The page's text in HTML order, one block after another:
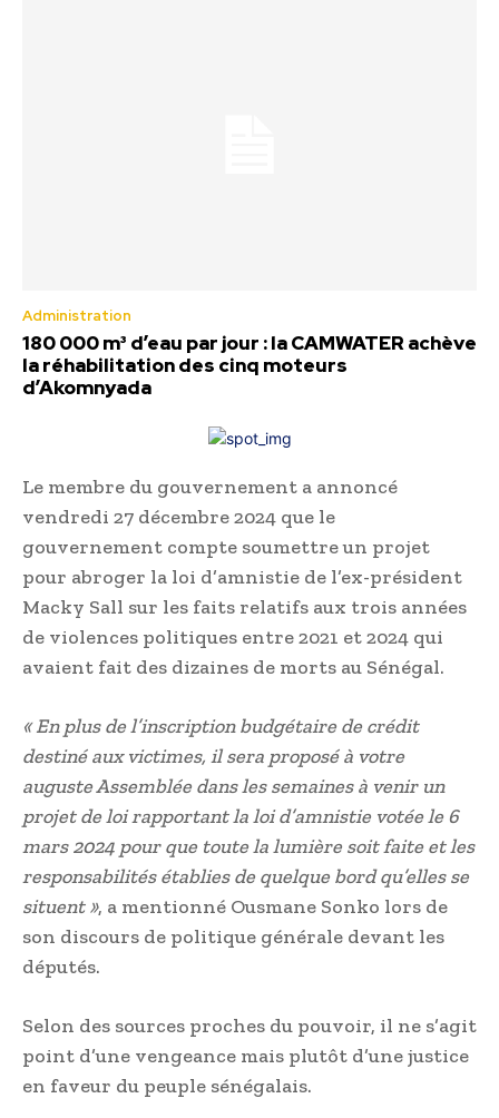
Administration
180 000 m³ d’eau par jour : la CAMWATER achève
la réhabilitation des cinq moteurs
d’Akomnyada
Le membre du gouvernement a annoncé
vendredi 27 décembre 2024 que le
gouvernement compte soumettre un projet
pour abroger la loi d’amnistie de l’ex-président
Macky Sall sur les faits relatifs aux trois années
de violences politiques entre 2021 et 2024 qui
avaient fait des dizaines de morts au Sénégal.
« En plus de l’inscription budgétaire de crédit
destiné aux victimes, il sera proposé à votre
auguste Assemblée dans les semaines à venir un
projet de loi rapportant la loi d’amnistie votée le 6
mars 2024 pour que toute la lumière soit faite et les
responsabilités établies de quelque bord qu’elles se
situent », a mentionné Ousmane Sonko lors de
son discours de politique générale devant les
députés.
Selon des sources proches du pouvoir, il ne s’agit
point d’une vengeance mais plutôt d’une justice
en faveur du peuple sénégalais.